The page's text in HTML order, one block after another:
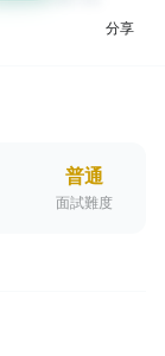
分享
普通
面試難度